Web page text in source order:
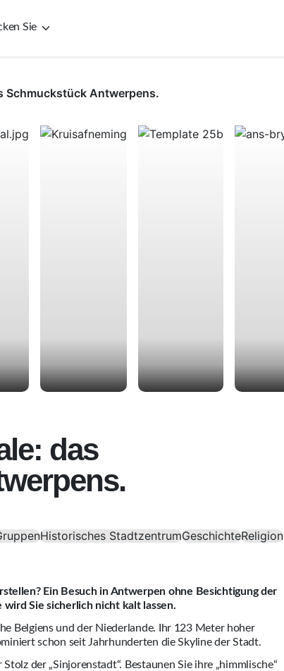
Sie
Schmuckstück Antwerpens.
das
Historisches StadtzentrumGeschichteReligion
Ein Besuch in Antwerpen ohne Besichtigung der
Sie sicherlich nicht kalt lassen.
Belgiens und der Niederlande. Ihr 123 Meter hoher
schon seit Jahrhunderten die Skyline der Stadt.
der „Sinjorenstadt“. Bestaunen Sie ihre „himmlische“